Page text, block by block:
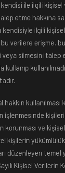
ile ilgili kişisel
etme hakkına
kendisiyle ilgili
verilere erişme,
silmesini talep
hakkın kullanılması
işlenmesinde
korunması ve
kişilerin
düzenleyen temel
Kişisel Verilerin